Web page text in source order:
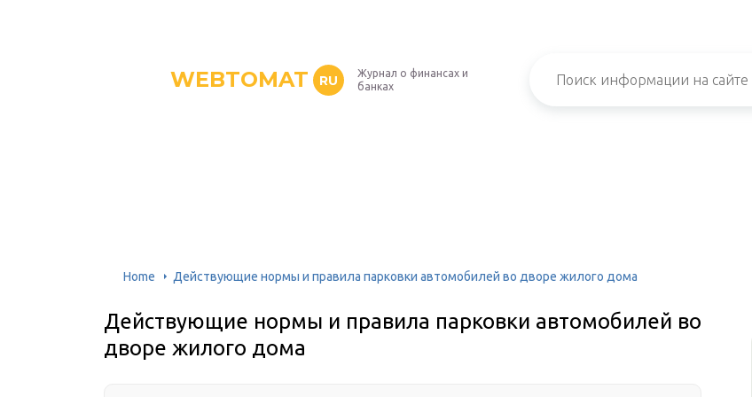
WEBTOMAT RU
Журнал о финансах и
банках
Home Действующие нормы и правила парковки автомобилей во дворе жилого дома
Действующие нормы и правила парковки автомобилей во
дворе жилого дома